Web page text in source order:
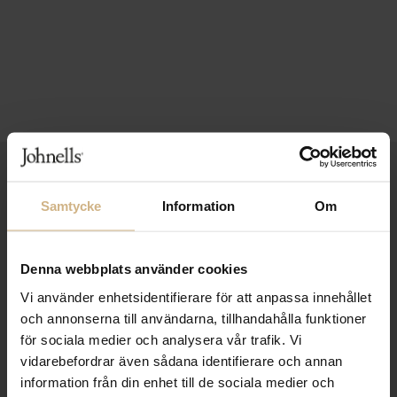
Samtycke Information Om
Denna webbplats använder cookies
Vi använder enhetsidentifierare för att anpassa innehållet
och annonserna till användarna, tillhandahålla funktioner
för sociala medier och analysera vår trafik. Vi
vidarebefordrar även sådana identifierare och annan
information från din enhet till de sociala medier och
FRI FRAKT FRÅN 999 KR
Håll dig uppdaterad
PRENUMERERA PÅ VÅRT NYHETSBREV